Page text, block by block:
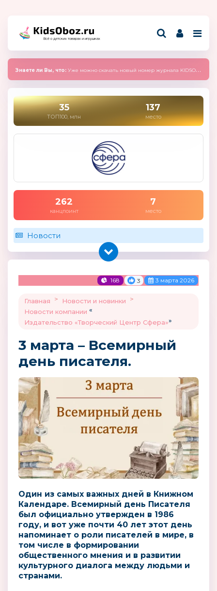
Всё о детских товарах и игрушках
Знаете ли Вы, что: Уже можно скачать новый номер журнала KIDSOBOZ 2025 (сентябрь)
35
ТОП100, млн
137
место
262
канцпоинт
7
место
Новости
168 3 3 марта 2026
Главная > Новости и новинки
>
Новости компании «
Издательство «Творческий Центр Сфера»»
3 марта – Всемирный
день писателя.
Один из самых важных дней в Книжном
Календаре. Всемирный день Писателя
был официально утвержден в 1986
году, и вот уже почти 40 лет этот день
напоминает о роли писателей в мире, в
том числе в формировании
общественного мнения и в развитии
культурного диалога между людьми и
странами.